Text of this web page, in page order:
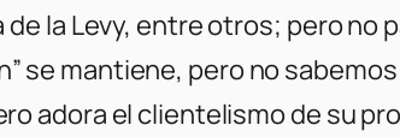
la Levy, entre otros; pero
se mantiene, pero no
adora el clientelismo de su